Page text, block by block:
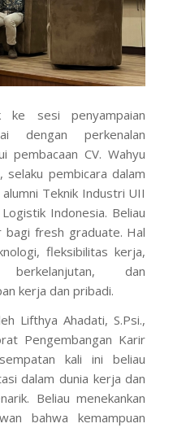
ke sesi penyampaian
dengan perkenalan
pembacaan CV. Wahyu
selaku pembicara dalam
Teknik Industri UII
Indonesia. Beliau
fresh graduate. Hal
fleksibilitas kerja,
berkelanjutan, dan
kerja dan pribadi.
Lifthya Ahadati, S.Psi.,
Pengembangan Karir
kali ini beliau
dalam dunia kerja dan
Beliau menekankan
bahwa kemampuan